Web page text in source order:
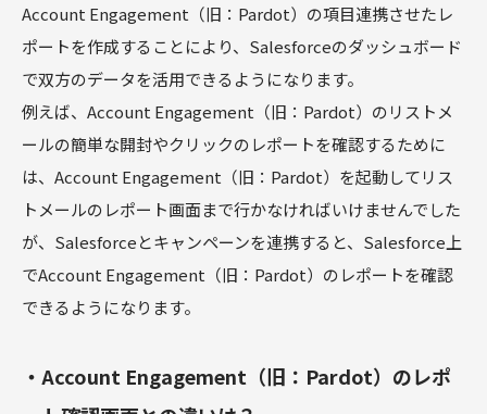
Account Engagement（旧：Pardot）の項目連携させたレ
ポートを作成することにより、Salesforceのダッシュボード
で双方のデータを活用できるようになります。
例えば、Account Engagement（旧：Pardot）のリストメ
ールの簡単な開封やクリックのレポートを確認するために
は、Account Engagement（旧：Pardot）を起動してリス
トメールのレポート画面まで行かなければいけませんでした
が、Salesforceとキャンペーンを連携すると、Salesforce上
でAccount Engagement（旧：Pardot）のレポートを確認
できるようになります。
・Account Engagement（旧：Pardot）のレポ